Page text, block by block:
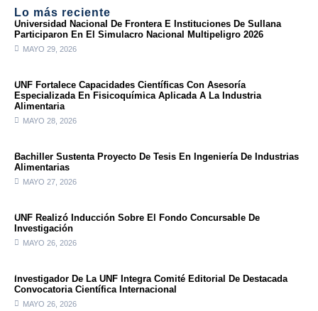
Lo más reciente
Universidad Nacional De Frontera E Instituciones De Sullana
Participaron En El Simulacro Nacional Multipeligro 2026
MAYO 29, 2026
UNF Fortalece Capacidades Científicas Con Asesoría
Especializada En Fisicoquímica Aplicada A La Industria
Alimentaria
MAYO 28, 2026
Bachiller Sustenta Proyecto De Tesis En Ingeniería De Industrias
Alimentarias
MAYO 27, 2026
UNF Realizó Inducción Sobre El Fondo Concursable De
Investigación
MAYO 26, 2026
Investigador De La UNF Integra Comité Editorial De Destacada
Convocatoria Científica Internacional
MAYO 26, 2026